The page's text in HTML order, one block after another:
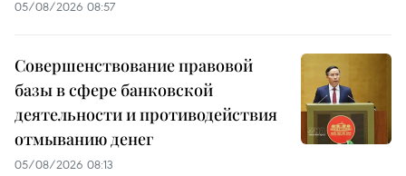
05/08/2026 08:57
Совершенствование правовой
базы в сфере банковской
деятельности и противодействия
отмыванию денег
05/08/2026 08:13